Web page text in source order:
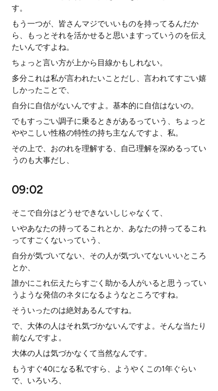
す。
もう一つが、皆さんマジでいいものを持ってるんだか
ら、もっとそれを活かせると思いますっていうのを伝え
たいんですよね。
ちょっと言い方が上から目線かもしれない。
多分これは私が言われたいことだし、言われてすごい嬉
しかったことで、
自分に自信がないんですよ。基本的に自信はないの。
でもすっごい調子に乗るときがあるっていう、ちょっと
ややこしい性格の特性の持ち主なんですよ、私。
その上で、おのれを理解する、自己理解を深めるってい
うのも大事だし、
09:02
そこで自分はどうせできないしじゃなくて、
いやあなたの持ってるこれとか、あなたの持ってるこれ
ってすごくないっていう、
自分が気づいてない、その人が気づいてないいいところ
とか、
誰かにこれ伝えたらすごく助かる人がいると思うってい
うような発信のネタになるようなところですね。
そういったのは絶対あるんですね。
で、大体の人はそれ気づかないんですよ。そんな当たり
前なんですよ。
大体の人は気づかなくて当然なんです。
もうすぐ40になる私ですら、ようやくこの1年ぐらい
で、いろいろ、